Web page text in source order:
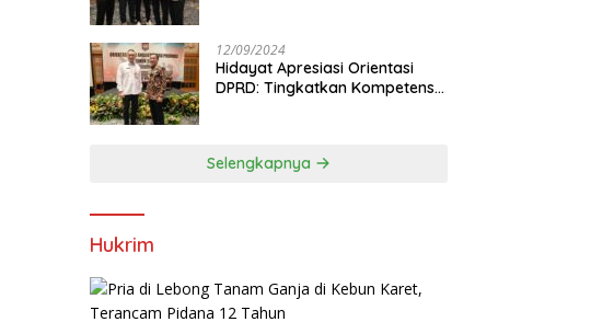
12/09/2024
Hidayat Apresiasi Orientasi
DPRD: Tingkatkan Kompetensi
Selengkapnya
Hukrim